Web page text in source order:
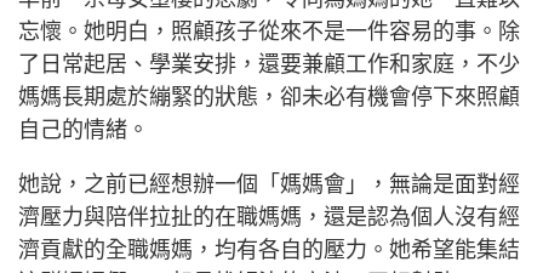
忘懷。她明白，照顧孩子從來不是一件容易的事。除
了日常起居、學業安排，還要兼顧工作和家庭，不少
媽媽長期處於繃緊的狀態，卻未必有機會停下來照顧
自己的情緒。
她說，之前已經想辦一個「媽媽會」，無論是面對經
濟壓力與陪伴拉扯的在職媽媽，還是認為個人沒有經
濟貢獻的全職媽媽，均有各自的壓力。她希望能集結